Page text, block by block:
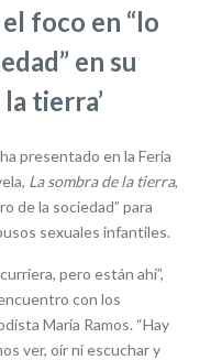
foco en “lo
en su
tierra’
presentado en la Feria
La sombra de la tierra,
de la sociedad” para
sexuales infantiles.
pero están ahí”,
con los
María Ramos. “Hay
ver, oír ni escuchar y